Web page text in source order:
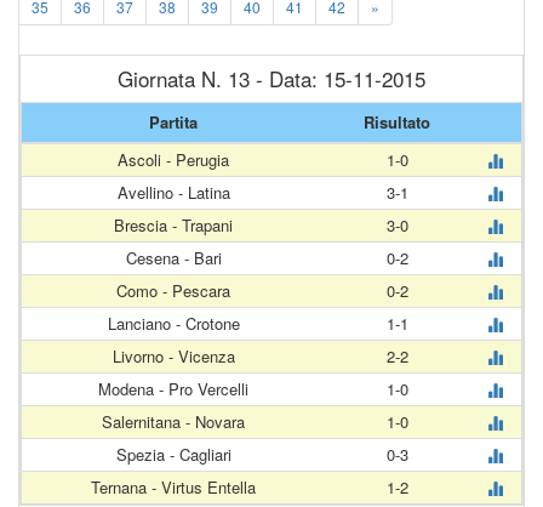
35
36 37 38 39 40 41 42 »
Giornata N. 13 - Data: 15-11-2015
Partita
Risultato
Ascoli - Perugia
1-0
Avellino - Latina
3-1
Brescia - Trapani
3-0
Cesena - Bari
0-2
Como - Pescara
0-2
Lanciano - Crotone
1-1
Livorno - Vicenza
2-2
Modena - Pro Vercelli
1-0
Salernitana - Novara
1-0
Spezia - Cagliari
0-3
Ternana - Virtus Entella
1-2